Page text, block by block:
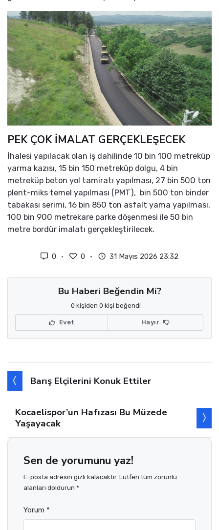
PEK ÇOK İMALAT GERÇEKLEŞECEK
İhalesi yapılacak olan iş dahilinde 10 bin 100 metreküp
yarma kazısı, 15 bin 150 metreküp dolgu, 4 bin
metreküp beton yol tamiratı yapılması, 27 bin 500 ton
plent-miks temel yapılması (PMT), bin 500 ton binder
tabakası serimi, 16 bin 850 ton asfalt yama yapılması,
100 bin 900 metrekare parke döşenmesi ile 50 bin
metre bordür imalatı gerçekleştirilecek.
0 0 31 Mayıs 2026 23:32
Bu Haberi Beğendin Mi?
0 kişiden 0 kişi beğendi
Evet Hayır
Barış Elçilerini Konuk Ettiler
Kocaelispor’un Hafızası Bu Müzede
Yaşayacak
Sen de yorumunu yaz!
E-posta adresin gizli kalacaktır. Lütfen tüm zorunlu
alanları doldurun *
Yorum *